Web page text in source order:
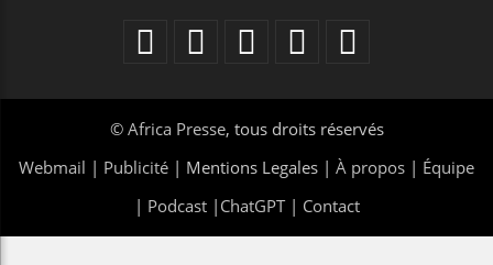
© Africa Presse, tous droits réservés
Webmail | Publicité | Mentions Legales | À propos | Équipe
| Podcast| ChatGPT| Contact